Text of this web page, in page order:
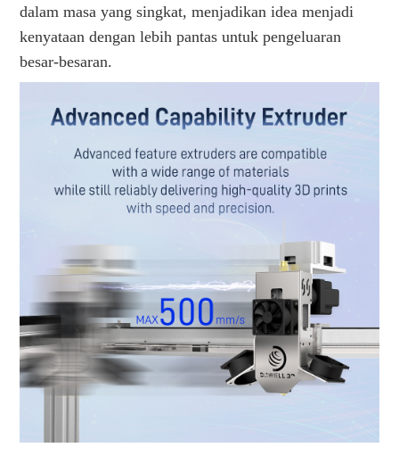
dalam masa yang singkat, menjadikan idea menjadi
kenyataan dengan lebih pantas untuk pengeluaran
besar-besaran.